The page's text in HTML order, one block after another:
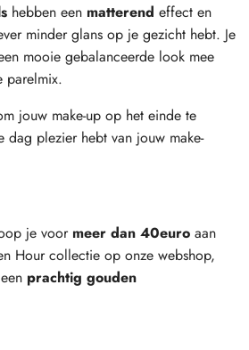
hebben een matterend effect en
minder glans op je gezicht hebt. Je
mooie gebalanceerde look mee
parelmix.
jouw make-up op het einde te
plezier hebt van jouw make-
je voor meer dan 40euro aan
Hour collectie op onze webshop,
prachtig gouden